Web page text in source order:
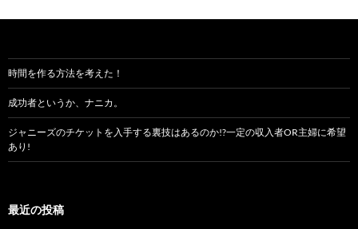
時間を作る方法を考えた！
成功者というか、ナニカ。
ジャニーズのチケットを入手する裏技はあるのか!?一定の収入者OR主婦に希望
あり!
最近の投稿